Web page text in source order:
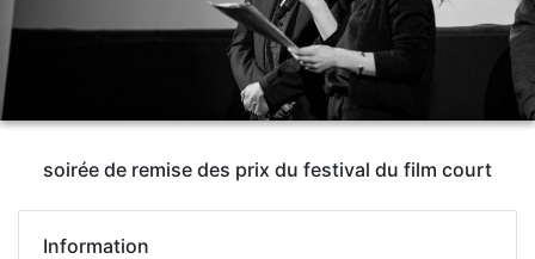
soirée de remise des prix du festival du film court
Information